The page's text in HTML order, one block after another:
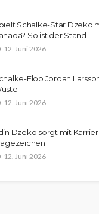
Schalke-Star Dzeko
So ist der Stand
12. Juni 2026
Flop Jordan
12. Juni 2026
Dzeko sorgt mit
12. Juni 2026